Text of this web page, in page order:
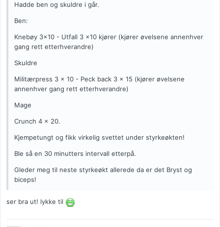
Hadde ben og skuldre i går.
Ben:
Knebøy 3x10 - Utfall 3 x10 kjører (kjører øvelsene annenhver
gang rett etterhverandre)
Skuldre
Militærpress 3 x 10 - Peck back 3 x 15 (kjører øvelsene
annenhver gang rett etterhverandre)
Mage
Crunch 4 x 20.
Kjempetungt og fikk virkelig svettet under styrkeøkten!
Ble så en 30 minutters intervall etterpå.
Gleder meg til neste styrkeøkt allerede da er det Bryst og
biceps!
ser bra ut! lykke til